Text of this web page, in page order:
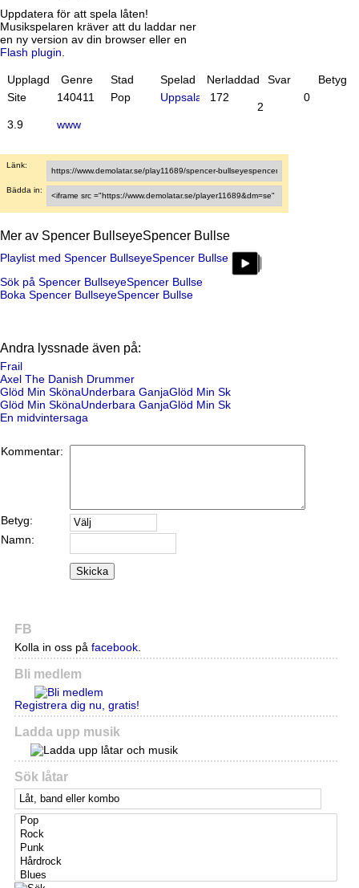
Uppdatera för att spela låten!
Musikspelaren kräver att du laddar ner
en ny version av din browser eller en
Flash plugin
Upplagd Genre Stad Spelad Nerladdad Svar
Betyg
Site
140411 Pop Uppsala 172
2
0
3.9 www
Länk:
Bädda in:
Mer av Spencer BullseyeSpencer Bullse
Playlist med Spencer BullseyeSpencer Bullse
Sök på Spencer BullseyeSpencer Bullse
Boka Spencer BullseyeSpencer Bullse
Andra lyssnade även på:
Frail
Axel The Danish Drummer
Glöd Min SkönaUnderbara GanjaGlöd Min Sk
Glöd Min SkönaUnderbara GanjaGlöd Min Sk
En midvintersaga
Kommentar:
Betyg:
Namn:
Skicka
FB
Kolla in oss på facebook.
Bli medlem
Registrera dig nu, gratis!
Ladda upp musik
Sök låtar